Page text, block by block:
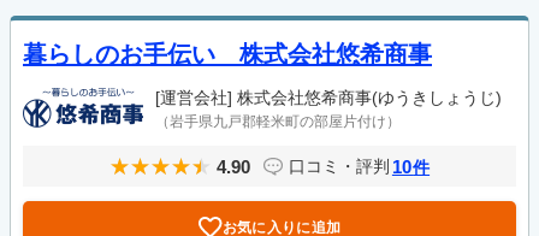
暮らしのお手伝い 株式会社悠希商事
[運営会社] 株式会社悠希商事(ゆうきしょうじ)
（岩手県九戸郡軽米町の部屋片付け）
4.90 口コミ・評判 10件
お気に入りに追加